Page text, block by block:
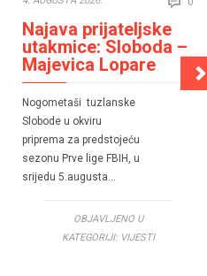
Najava prijateljske
utakmice: Sloboda –
Majevica Lopare
Nogometaši tuzlanske
Slobode u okviru
priprema za predstojeću
sezonu Prve lige FBIH, u
srijedu 5.augusta…
OBJAVLJENO U
KATEGORIJI: VIJESTI